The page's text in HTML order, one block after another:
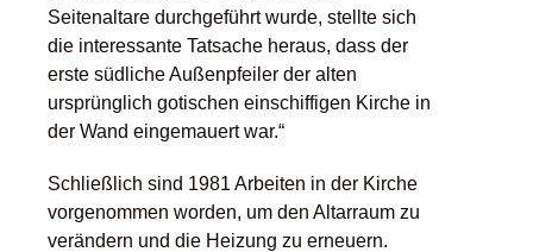
Seitenaltare durchgeführt wurde, stellte sich
die interessante Tatsache heraus, dass der
erste südliche Außenpfeiler der alten
ursprünglich gotischen einschiffigen Kirche in
der Wand eingemauert war.“
Schließlich sind 1981 Arbeiten in der Kirche
vorgenommen worden, um den Altarraum zu
verändern und die Heizung zu erneuern.